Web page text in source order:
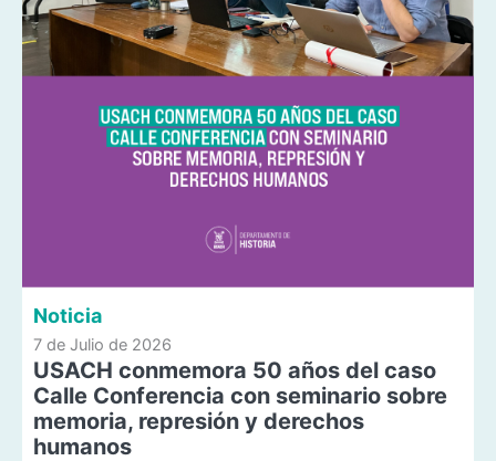
Noticia
7 de Julio de 2026
USACH conmemora 50 años del caso
Calle Conferencia con seminario sobre
memoria, represión y derechos
humanos